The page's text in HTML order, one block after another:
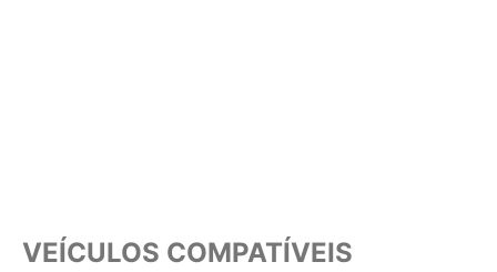
VEÍCULOS COMPATÍVEIS